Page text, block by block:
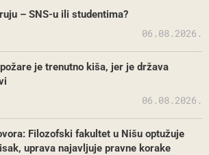
– SNS-u ili studentima?
06.08.2026.
je trenutno kiša, jer je država
06.08.2026.
Filozofski fakultet u Nišu optužuje
uprava najavljuje pravne korake